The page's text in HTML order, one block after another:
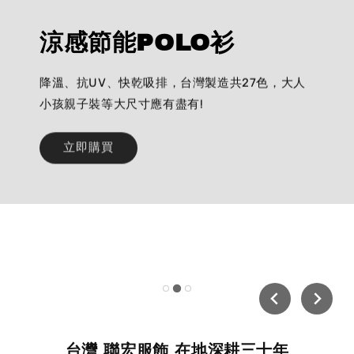
涼感節能POLO衫
降溫、抗UV、快乾吸排，台灣製造共27色，大人
小孩親子裝等大尺寸應有盡有!
立即購買
台灣 聯宏服飾 在地深耕三十年